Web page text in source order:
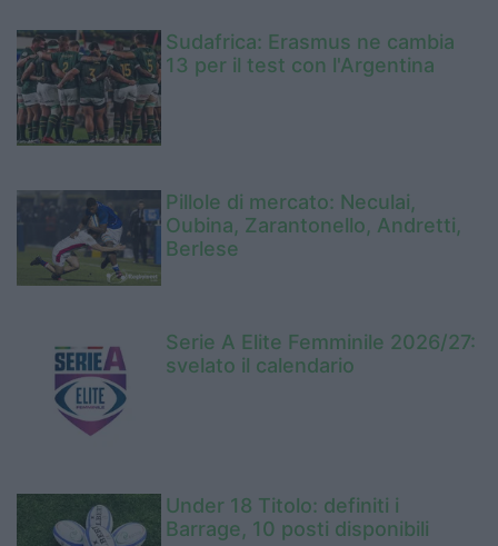
Sudafrica: Erasmus ne cambia
13 per il test con l'Argentina
Pillole di mercato: Neculai,
Oubina, Zarantonello, Andretti,
Berlese
Serie A Elite Femminile 2026/27:
svelato il calendario
Under 18 Titolo: definiti i
Barrage, 10 posti disponibili